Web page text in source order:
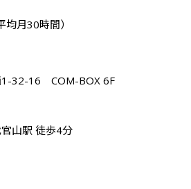
32-16　COM-BOX 6F
山駅 徒歩4分